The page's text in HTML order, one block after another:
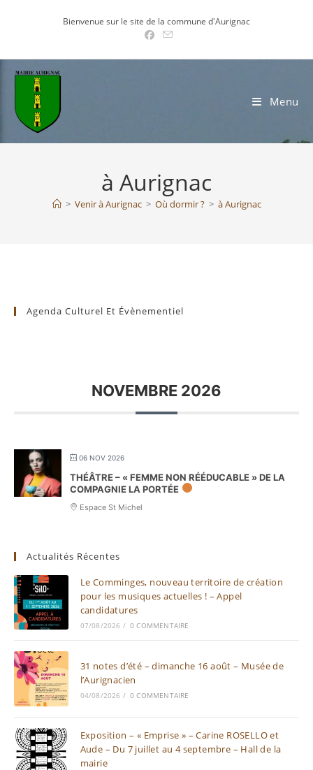
Bienvenue sur le site de la commune d'Aurignac
Menu
à Aurignac
> Venir à Aurignac > Où dormir ? > à Aurignac
Agenda Culturel Et Évènementiel
NOVEMBRE 2026
06 NOV 2026
THÉÂTRE – « FEMME NON RÉÉDUCABLE » DE LA
COMPAGNIE LA PORTÉE
Espace St Michel
Actualités Récentes
Le Comminges, nouveau territoire de création
pour les musiques actuelles ! – Appel
candidatures
07/08/2026 / 0 COMMENTAIRE
31 notes d’été – dimanche 16 août – Musée de
l’Aurignacien
04/08/2026 / 0 COMMENTAIRE
Exposition – « Emprise » – Carine ROSELLO et
Aude – Du 7 juillet au 4 septembre – Hall de la
mairie